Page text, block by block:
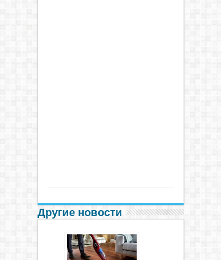
Другие новости